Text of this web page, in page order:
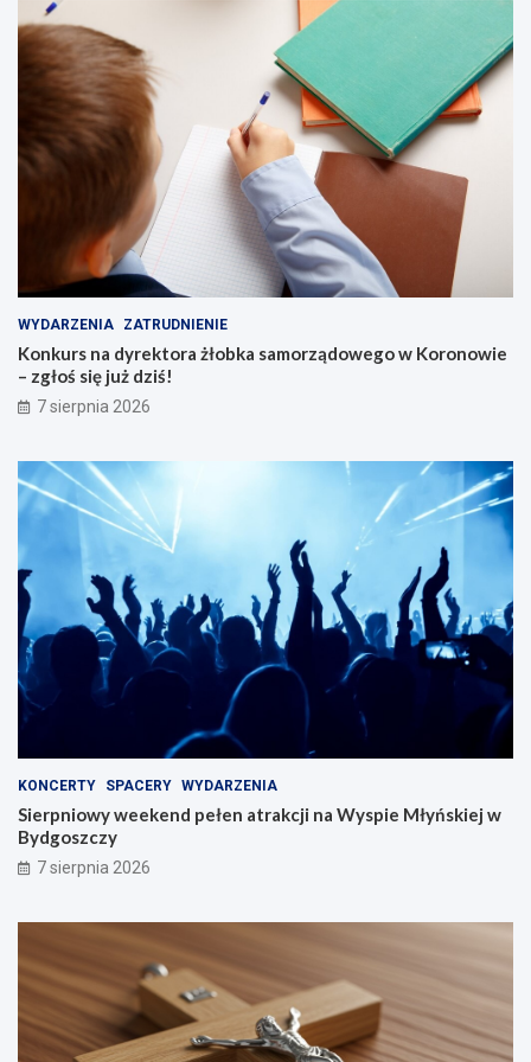
i
c
n
WYDARZENIA ZATRUDNIENIE
Konkurs na dyrektora żłobka samorządowego w Koronowie
– zgłoś się już dziś!
7 sierpnia 2026
KONCERTY SPACERY WYDARZENIA
Sierpniowy weekend pełen atrakcji na Wyspie Młyńskiej w
Bydgoszczy
7 sierpnia 2026